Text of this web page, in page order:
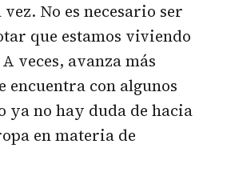
No es necesario ser
que estamos viviendo
veces, avanza más
encuentra con algunos
ya no hay duda de hacia
en materia de